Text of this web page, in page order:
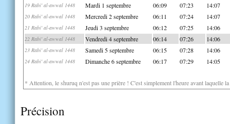
19 Rabi' al-awwal 1448 Mardi 1 septembre 06:09 07:23 14:07
20 Rabi' al-awwal 1448 Mercredi 2 septembre 06:11 07:24 14:07
21 Rabi' al-awwal 1448 Jeudi 3 septembre 06:12 07:25 14:06
22 Rabi' al-awwal 1448 Vendredi 4 septembre 06:14 07:26 14:06
23 Rabi' al-awwal 1448 Samedi 5 septembre 06:15 07:28 14:06
24 Rabi' al-awwal 1448 Dimanche 6 septembre 06:17 07:29 14:05
* Attention, le shuruq n'est pas une prière ! C'est simplement l'heure avant laquelle
Précision